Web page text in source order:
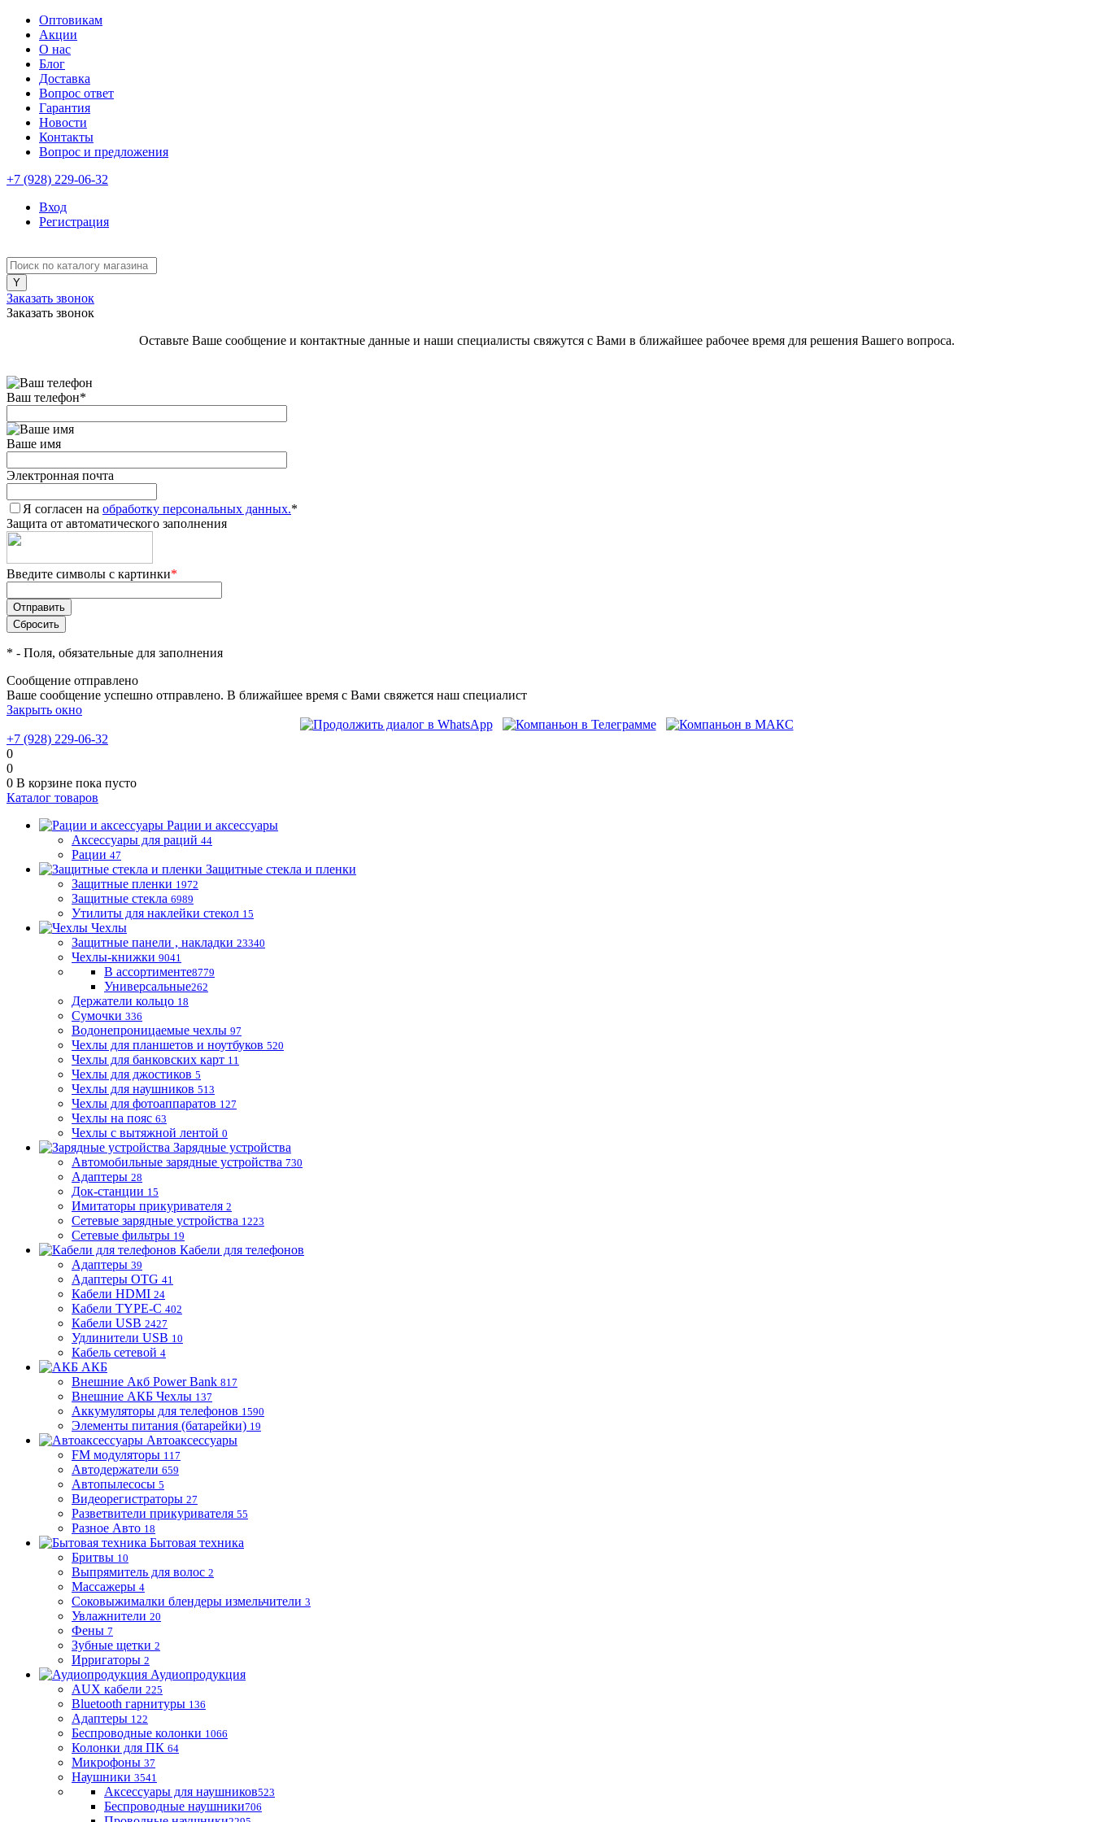
Оптовикам
Акции
О нас
Блог
Доставка
Вопрос ответ
Гарантия
Новости
Контакты
Вопрос и предложения
+7 (928) 229-06-32
Вход
Регистрация
Заказать звонок
Заказать звонок
Оставьте Ваше сообщение и контактные данные и наши специалисты свяжутся с Вами в ближайшее рабочее время для решения Вашего вопроса.
Ваш телефон*
Ваше имя
Электронная почта
Я согласен на обработку персональных данных.*
Защита от автоматического заполнения
Введите символы с картинки*
* - Поля, обязательные для заполнения
Сообщение отправлено
Ваше сообщение успешно отправлено. В ближайшее время с Вами свяжется наш специалист
Закрыть окно
+7 (928) 229-06-32
0
0
0 В корзине пока пусто
Каталог товаров
Рации и аксессуары
Аксессуары для раций 44
Рации 47
Защитные стекла и пленки
Защитные пленки 1972
Защитные стекла 6989
Утилиты для наклейки стекол 15
Чехлы
Защитные панели , накладки 23340
Чехлы-книжки 9041
В ассортименте8779
Универсальные262
Держатели кольцо 18
Сумочки 336
Водонепроницаемые чехлы 97
Чехлы для планшетов и ноутбуков 520
Чехлы для банковских карт 11
Чехлы для джостиков 5
Чехлы для наушников 513
Чехлы для фотоаппаратов 127
Чехлы на пояс 63
Чехлы с вытяжной лентой 0
Зарядные устройства
Автомобильные зарядные устройства 730
Адаптеры 28
Док-станции 15
Имитаторы прикуривателя 2
Сетевые зарядные устройства 1223
Сетевые фильтры 19
Кабели для телефонов
Адаптеры 39
Адаптеры OTG 41
Кабели HDMI 24
Кабели TYPE-C 402
Кабели USB 2427
Удлинители USB 10
Кабель сетевой 4
АКБ
Внешние Акб Power Bank 817
Внешние АКБ Чехлы 137
Аккумуляторы для телефонов 1590
Элементы питания (батарейки) 19
Автоаксессуары
FM модуляторы 117
Автодержатели 659
Автопылесосы 5
Видеорегистраторы 27
Разветвители прикуривателя 55
Разное Авто 18
Бытовая техника
Бритвы 10
Выпрямитель для волос 2
Массажеры 4
Соковыжималки блендеры измельчители 3
Увлажнители 20
Фены 7
Зубные щетки 2
Ирригаторы 2
Аудиопродукция
AUX кабели 225
Bluetooth гарнитуры 136
Адаптеры 122
Беспроводные колонки 1066
Колонки для ПК 64
Микрофоны 37
Наушники 3541
Аксессуары для наушников523
Беспроводные наушники706